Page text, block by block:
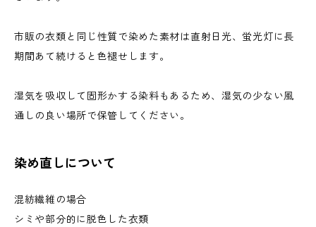
市販の衣類と同じ性質で染めた素材は直射日光、蛍光灯に長
期間あて続けると色褪せします。
湿気を吸収して固形かする染料もあるため、湿気の少ない風
通しの良い場所で保管してください。
染め直しについて
混紡繊維の場合
シミや部分的に脱色した衣類